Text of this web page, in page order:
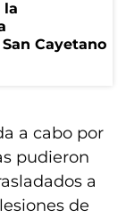
la
Cayetano
a cabo por
pudieron
a
de